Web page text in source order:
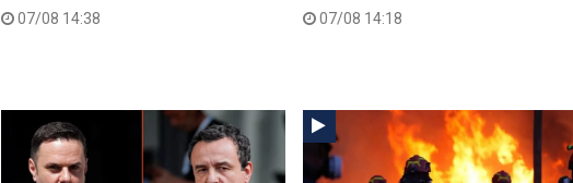
07/08 14:38 07/08 14:18